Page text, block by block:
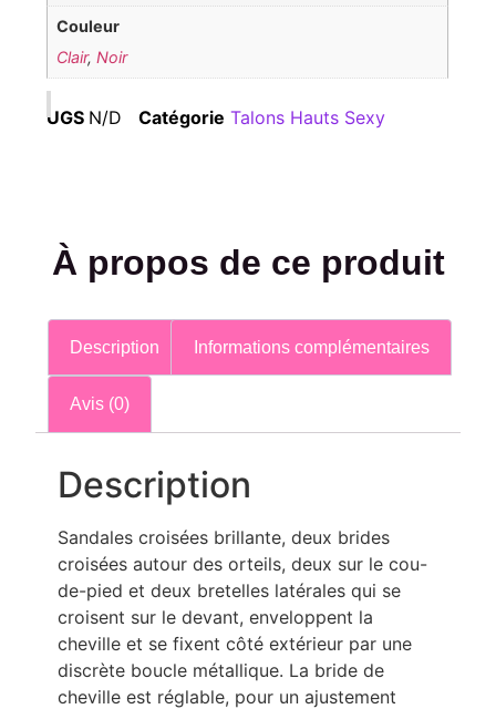
Couleur
Clair, Noir
UGS N/D Catégorie Talons Hauts Sexy
À propos de ce produit
Description Informations complémentaires
Avis (0)
Description
Sandales croisées brillante, deux brides
croisées autour des orteils, deux sur le cou-
de-pied et deux bretelles latérales qui se
croisent sur le devant, enveloppent la
cheville et se fixent côté extérieur par une
discrète boucle métallique. La bride de
cheville est réglable, pour un ajustement